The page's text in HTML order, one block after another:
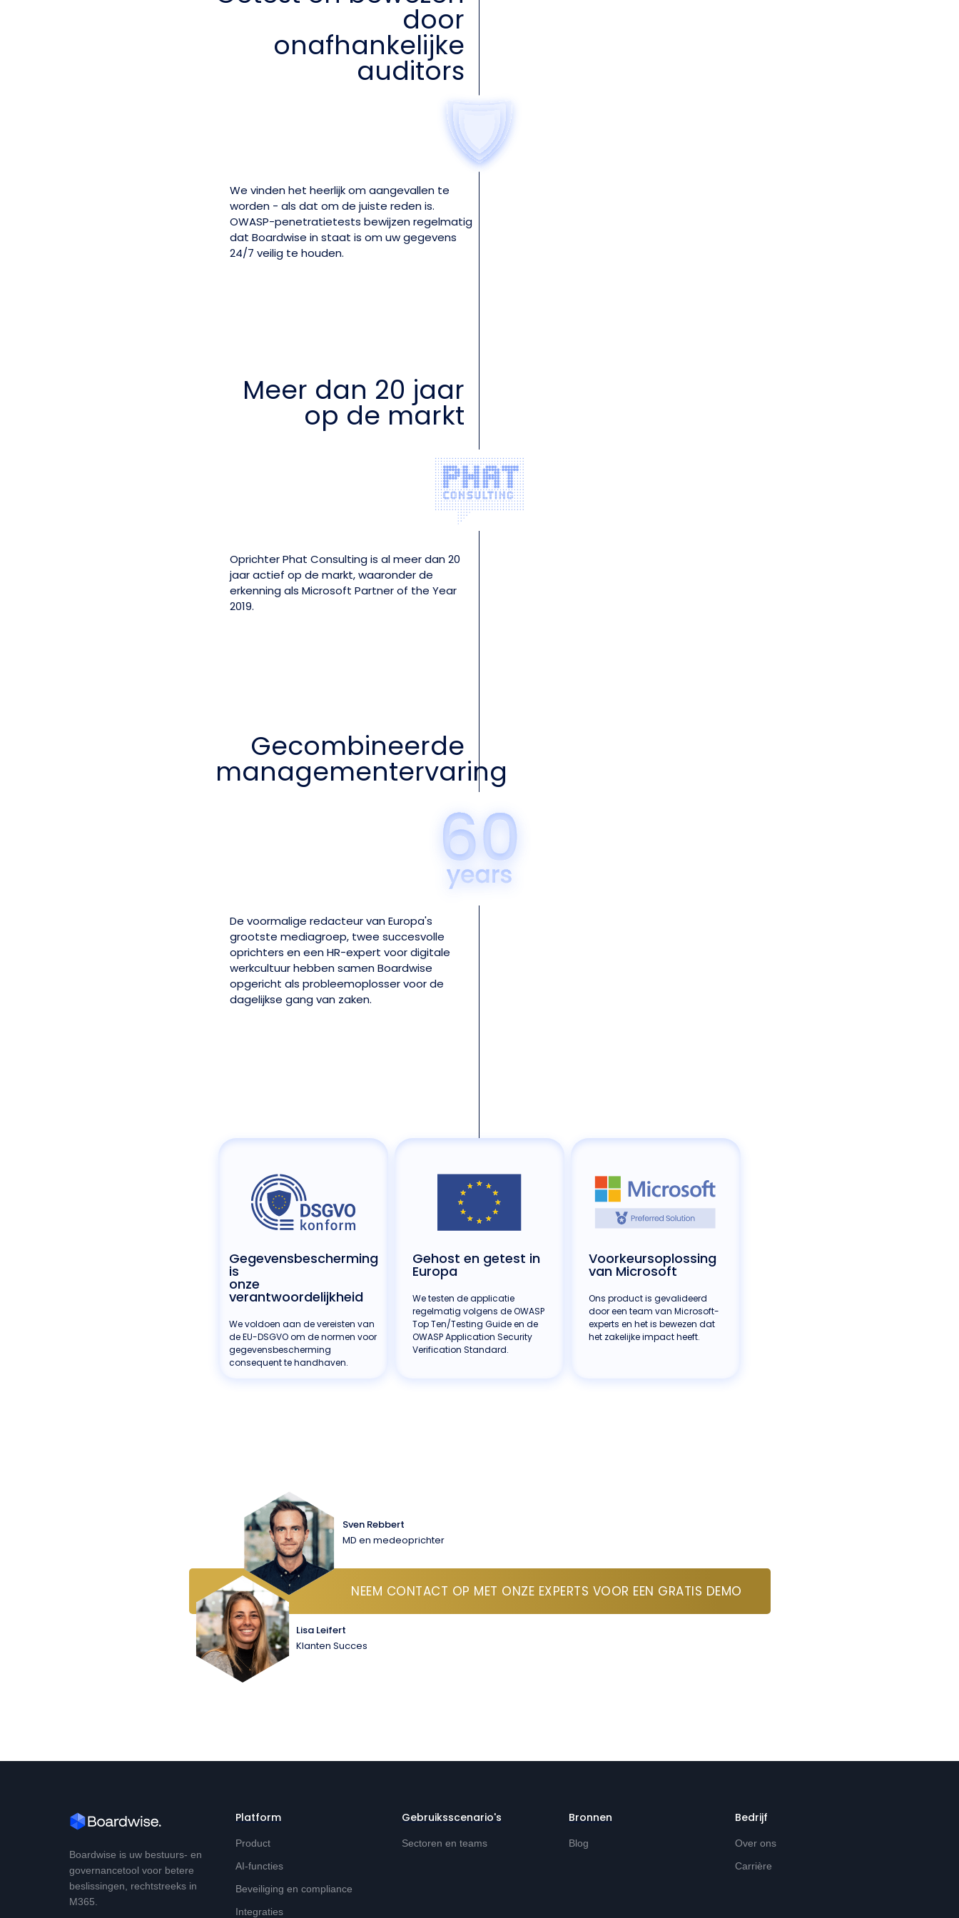
door
onafhankelijke
auditors
We vinden het heerlijk om aangevallen te
worden - als dat om de juiste reden is.
OWASP-penetratietests bewijzen regelmatig
dat Boardwise in staat is om uw gegevens
24/7 veilig te houden.
Meer dan 20 jaar
op de markt
Oprichter Phat Consulting is al meer dan 20
jaar actief op de markt, waaronder de
erkenning als Microsoft Partner of the Year
2019.
Gecombineerde
managementervaring
De voormalige redacteur van Europa's
grootste mediagroep, twee succesvolle
oprichters en een HR-expert voor digitale
werkcultuur hebben samen Boardwise
opgericht als probleemoplosser voor de
dagelijkse gang van zaken.
Gegevensbescherming
is
onze
verantwoordelijkheid
We voldoen aan de vereisten van
de EU-DSGVO om de normen voor
gegevensbescherming
consequent te handhaven.
Gehost en getest in
Europa
We testen de applicatie
regelmatig volgens de OWASP
Top Ten/Testing Guide en de
OWASP Application Security
Verification Standard.
Voorkeursoplossing
van Microsoft
Ons product is gevalideerd
door een team van Microsoft-
experts en het is bewezen dat
het zakelijke impact heeft.
NEEM CONTACT OP MET ONZE EXPERTS VOOR EEN GRATIS DEMO
Lisa Leifert
Klanten Succes
Sven Rebbert
MD en medeoprichter
Boardwise is uw bestuurs- en
governancetool voor betere
beslissingen, rechtstreeks in
M365.
Platform
Product
AI-functies
Beveiliging en compliance
Integraties
Gebruiksscenario's
Sectoren en teams
Bronnen
Blog
Bedrijf
Over ons
Carrière